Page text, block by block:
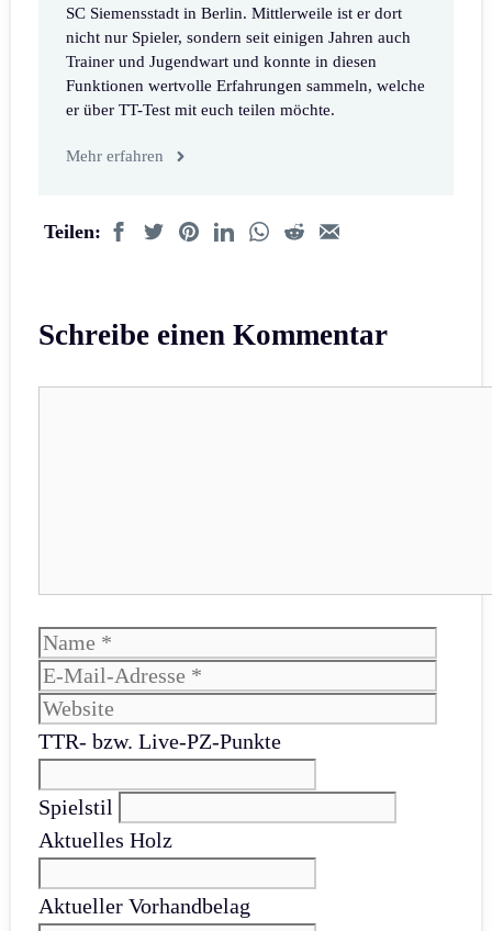
SC Siemensstadt in Berlin. Mittlerweile ist er dort
nicht nur Spieler, sondern seit einigen Jahren auch
Trainer und Jugendwart und konnte in diesen
Funktionen wertvolle Erfahrungen sammeln, welche
er über TT-Test mit euch teilen möchte.
Mehr erfahren
Teilen:
Schreibe einen Kommentar
Name
TTR- bzw. Live-PZ-Punkte
Spielstil
Aktuelles Holz
Aktueller Vorhandbelag